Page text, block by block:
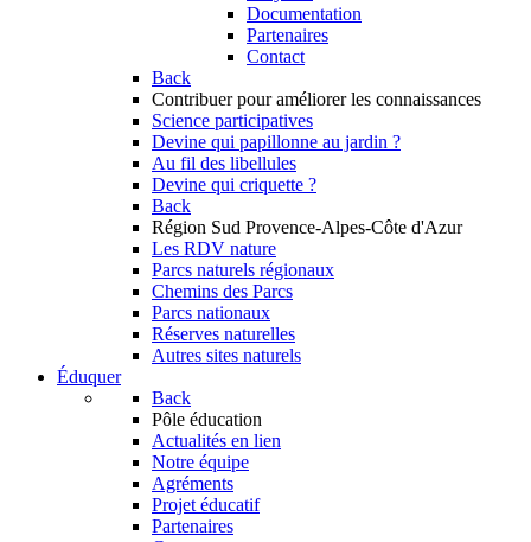
Documentation
Partenaires
Contact
Back
Contribuer pour améliorer les connaissances
Science participatives
Devine qui papillonne au jardin ?
Au fil des libellules
Devine qui criquette ?
Back
Région Sud Provence-Alpes-Côte d'Azur
Les RDV nature
Parcs naturels régionaux
Chemins des Parcs
Parcs nationaux
Réserves naturelles
Autres sites naturels
Éduquer
Back
Pôle éducation
Actualités en lien
Notre équipe
Agréments
Projet éducatif
Partenaires